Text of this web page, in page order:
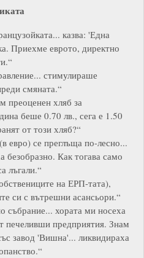
казва: 'Една
Приехме еврото, директно
стимулираше
смяната.“
преоценен хляб за
беше 0.70 лв., сега е 1.50
от този хляб?“
евро) се преглъща по-лесно...
безобразно. Как тогава само
лъгали.“
на ЕРП-тата),
си с вътрешни асансьори.“
събрание... хората ми носеха
печеливши предприятия. Знам
завод 'Вишна'... ликвидираха